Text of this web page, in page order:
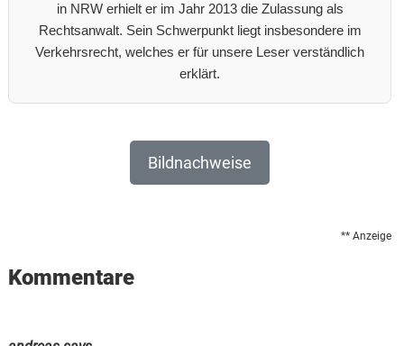
in NRW erhielt er im Jahr 2013 die Zulassung als
Rechtsanwalt. Sein Schwerpunkt liegt insbesondere im
Verkehrsrecht, welches er für unsere Leser verständlich
erklärt.
Bildnachweise
** Anzeige
Reader
Kommentare